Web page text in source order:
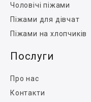
Чоловічі піжами
Піжами для дівчат
Піжами на хлопчиків
Послуги
Про нас
Контакти